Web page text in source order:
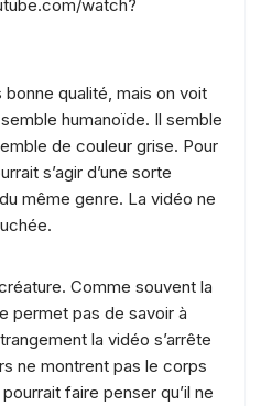
watch?
bonne qualité, mais on voit
humanoïde. Il semble
de couleur grise. Pour
s’agir d’une sorte
même genre. La vidéo ne
Comme souvent la
permet pas de savoir à
la vidéo s’arrête
ne montrent pas le corps
faire penser qu’il ne